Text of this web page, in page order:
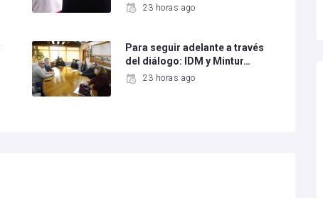
23 horas ago
Para seguir adelante a través
del diálogo: IDM y Mintur…
23 horas ago